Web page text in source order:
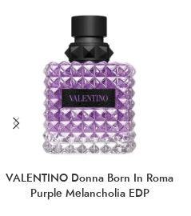
VALENTINO Donna Born In Roma
Purple Melancholia EDP